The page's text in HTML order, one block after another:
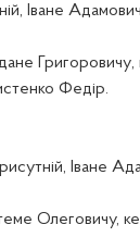
Іване Адамович
е Григоровичу,
Федір.
Іване
Олеговичу,